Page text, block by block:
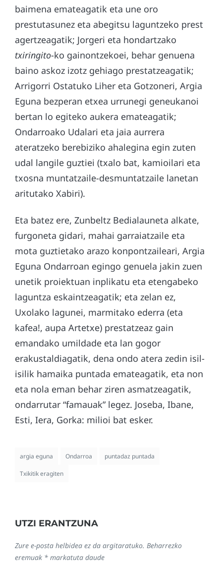
baimena emateagatik eta une oro
prestutasunez eta abegitsu laguntzeko prest
agertzeagatik; Jorgeri eta hondartzako
txiringito-ko gainontzekoei, behar genuena
baino askoz izotz gehiago prestatzeagatik;
Arrigorri Ostatuko Liher eta Gotzoneri, Argia
Eguna bezperan etxea urrunegi geneukanoi
bertan lo egiteko aukera emateagatik;
Ondarroako Udalari eta jaia aurrera
ateratzeko berebiziko ahalegina egin zuten
udal langile guztiei (txalo bat, kamioilari eta
txosna muntatzaile-desmuntatzaile lanetan
aritutako Xabiri).
Eta batez ere, Zunbeltz Bedialauneta alkate,
furgoneta gidari, mahai garraiatzaile eta
mota guztietako arazo konpontzaileari, Argia
Eguna Ondarroan egingo genuela jakin zuen
unetik proiektuan inplikatu eta etengabeko
laguntza eskaintzeagatik; eta zelan ez,
Uxolako lagunei, marmitako ederra (eta
kafea!, aupa Artetxe) prestatzeaz gain
emandako umildade eta lan gogor
erakustaldiagatik, dena ondo atera zedin isil-
isilik hamaika puntada emateagatik, eta non
eta nola eman behar ziren asmatzeagatik,
ondarrutar “famauak” legez. Joseba, Ibane,
Esti, Iera, Gorka: milioi bat esker.
argia eguna Ondarroa puntadaz puntada
Txikitik eragiten
UTZI ERANTZUNA
Zure e-posta helbidea ez da argitaratuko. Beharrezko
eremuak * markatuta daude